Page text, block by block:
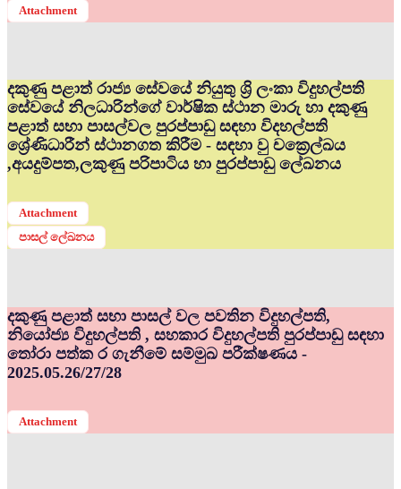
Attachment
දකුණු පළාත් රාජ්‍ය සේවයේ නියුතු ශ්‍රි ලංකා විදුහල්පති
සේවයේ නිලධාරින්ගේ වාර්ෂික ස්ථාන මාරු හා දකුණු
පළාත් සභා පාසල්වල පුරප්පාඩු සඳහා විදහල්පති
ශ්‍රේණිධාරීන් ස්ථානගත කිරීම - සඳහා වු චක්‍රෙල්ඛය
,අයදුම්පත,ලකුණු පරිපාටිය හා පුරප්පාඩු ලේඛනය
Attachment
පාසල් ලේඛනය
දකුණු පළාත් සභා පාසල් වල පවතින විදුහල්පති,
නියෝජ්‍ය විදුහල්පති , සහකාර විදුහල්පති පුරප්පාඩු සඳහා
තෝරා පත්ක ර ගැනීමේ සම්මුඛ පරීක්ෂණය -
2025.05.26/27/28
Attachment